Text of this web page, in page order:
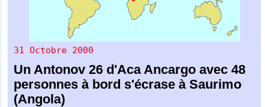
31 Octobre 2000
Un Antonov 26 d'Aca Ancargo avec 48
personnes à bord s'écrase à Saurimo
(Angola)